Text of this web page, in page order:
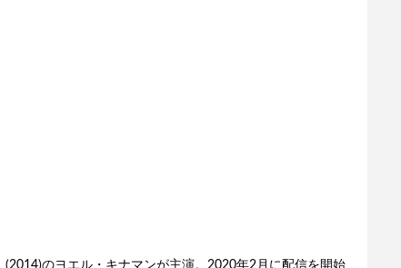
のヨエル・キナマンが主演。2020年2月に配信を開始